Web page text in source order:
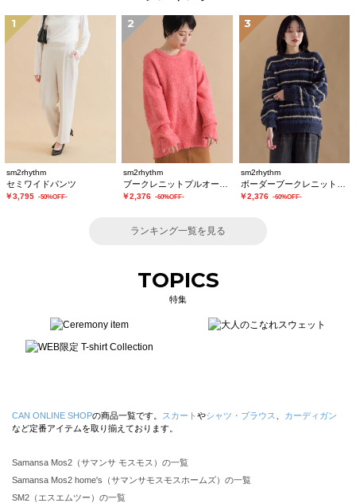
1
sm2rhythm
セミワイドパンツ
￥3,795 -50%OFF-
2
sm2rhythm
￥2,376 -60%OFF-
3
sm2rhythm
￥2,376 -60%OFF-
ランキング一覧を見る
TOPICS
特集
CAN ONLINE SHOPの商品一覧です。 スカート やシャツ・ブラウス
カーディガン
など定番アイテムを取り揃えております。
Samansa Mos2（サマンサ モスモス）の一覧
Samansa Mos2 home's（サマンサモスモスホームズ）の一覧
SM2（エスエムツー）の一覧